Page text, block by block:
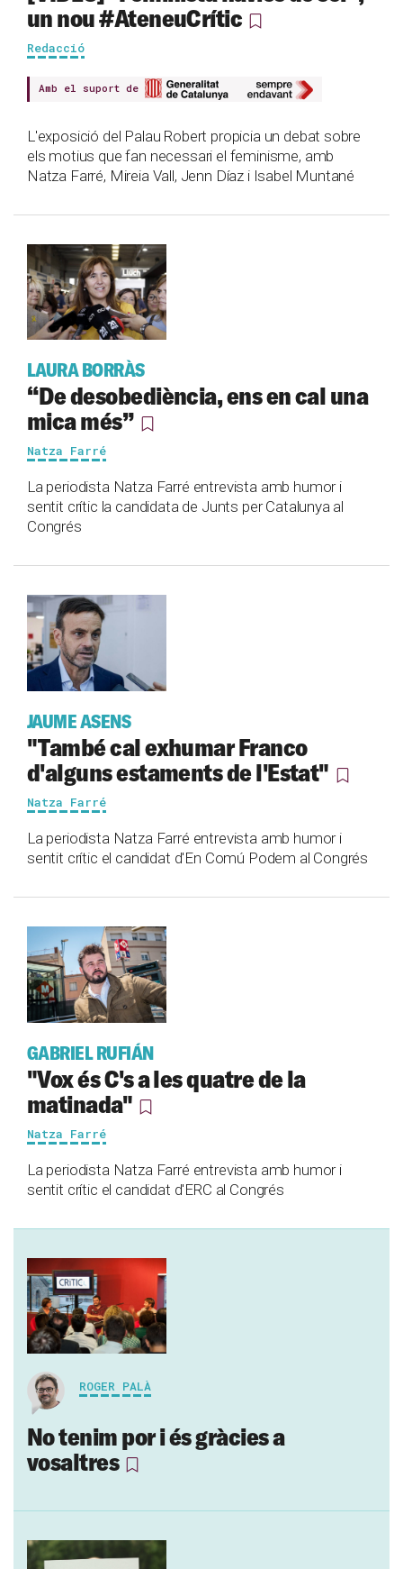
un nou #AteneuCrític
Redacció
Amb el suport de
L'exposició del Palau Robert propicia un debat sobre
els motius que fan necessari el feminisme, amb
Natza Farré, Mireia Vall, Jenn Díaz i Isabel Muntané
LAURA BORRÀS
“De desobediència, ens en cal una
mica més”
Natza Farré
La periodista Natza Farré entrevista amb humor i
sentit crític la candidata de Junts per Catalunya al
Congrés
JAUME ASENS
"També cal exhumar Franco
d'alguns estaments de l'Estat"
Natza Farré
La periodista Natza Farré entrevista amb humor i
sentit crític el candidat d'En Comú Podem al Congrés
GABRIEL RUFIÁN
"Vox és C's a les quatre de la
matinada"
Natza Farré
La periodista Natza Farré entrevista amb humor i
sentit crític el candidat d'ERC al Congrés
ROGER PALÀ
No tenim por i és gràcies a
vosaltres